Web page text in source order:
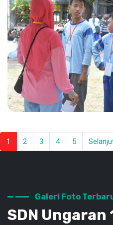
Kegiatan Kemah
SNEUSA
1 2 3 4 5
Galeri Foto
SDN Ungaran